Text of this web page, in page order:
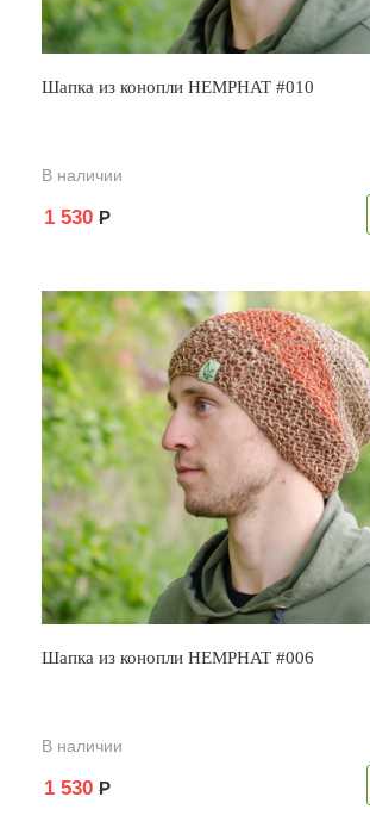
Шапка из конопли HEMPHAT #010
В наличии
1 530 Р
Шапка из конопли HEMPHAT #006
В наличии
1 530 Р